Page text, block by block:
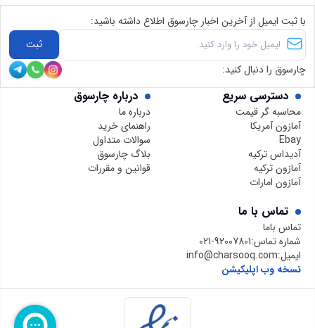
دسترسی سریع
محاسبه گر قیمت
آمازون آمریکا
Ebay
آدیداس ترکیه
آمازون ترکیه
آمازون امارات
درباره چارسوق
درباره ما
راهنمای خرید
سوالات متداول
بلاگ چارسوق
قوانین و مقررات
تماس با ما
تماس باما
شماره تماس:021-92007801
ایمیل:info@charsooq.com
نسخه وب اپلیکیشن
با ثبت ایمیل از آخرین اخبار چارسوق اطلاع داشته باشید:
ثبت
چارسوق را دنبال کنید: